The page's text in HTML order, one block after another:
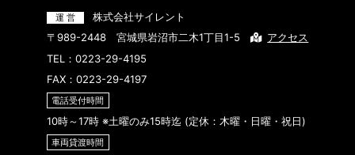
株式会社サイレント
〒989-2448 宮城県岩沼市二木1丁目1-5
アクセス
TEL： 0223-29-4195
FAX：0223-29-4197
電話受付時間
10時～17時 ※土曜のみ15時迄 (定休：木曜・日曜・祝日)
車両貸渡時間